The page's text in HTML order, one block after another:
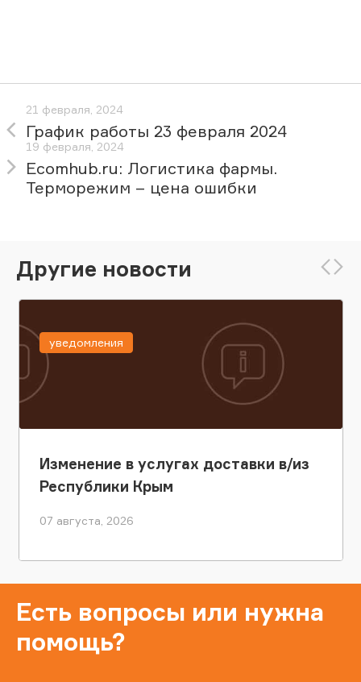
21 февраля, 2024
График работы 23 февраля 2024
19 февраля, 2024
Ecomhub.ru: Логистика фармы.
Терморежим – цена ошибки
Другие новости
Изменение в услугах доставки в/из
Республики Крым
07 августа, 2026
уведомления
Есть вопросы или нужна
помощь?